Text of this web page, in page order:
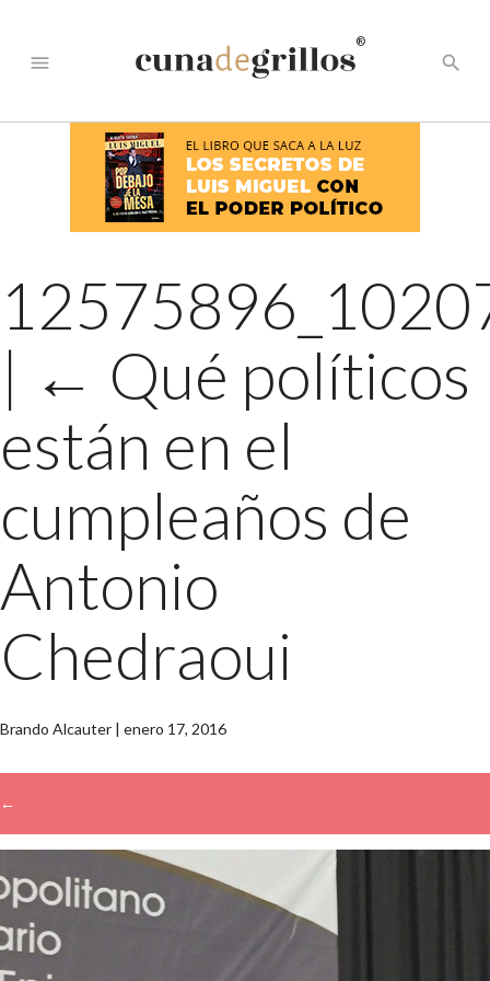
menu
®
search
| ← Qué políticos
están en el
cumpleaños de
Antonio
Chedraoui
Brando Alcauter | enero 17, 2016
←